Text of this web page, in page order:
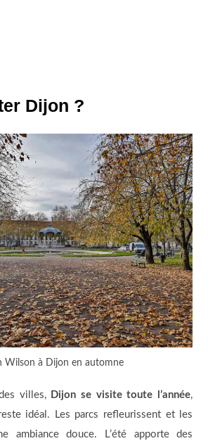
Dijon ?
Wilson à Dijon en automne
villes, Dijon se visite toute l’année,
idéal. Les parcs refleurissent et les
ambiance douce. L’été apporte des